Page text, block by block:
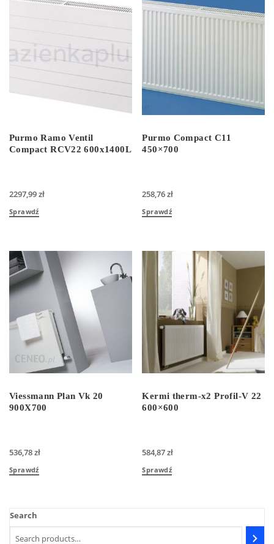
Purmo Ramo Ventil
Compact RCV22 600x1400L
2297,99zł
Sprawdź
Purmo Compact C11
450×700
258,76zł
Sprawdź
Viessmann Plan Vk 20
900X700
536,78zł
Sprawdź
Kermi therm-x2 Profil-V 22
600×600
584,87zł
Sprawdź
Search